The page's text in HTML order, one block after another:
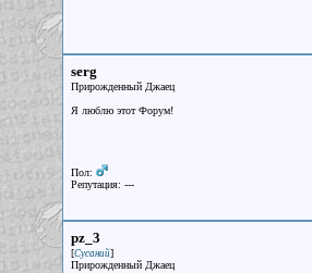
serg
Прирожденный Джаец
Я люблю этот Форум!
Пол:
Репутация: ---
pz_3
[Сусаний]
Прирожденный Джаец